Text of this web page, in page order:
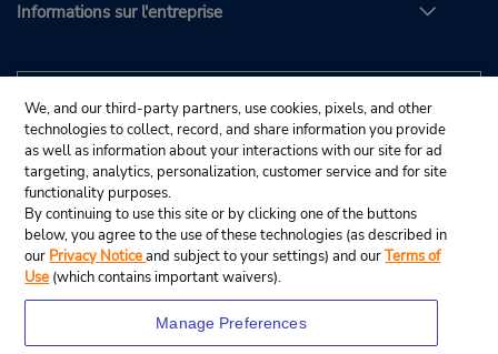
Informations sur l'entreprise
We, and our third-party partners, use cookies, pixels, and other
technologies to collect, record, and share information you provide
as well as information about your interactions with our site for ad
targeting, analytics, personalization, customer service and for site
functionality purposes.
By continuing to use this site or by clicking one of the buttons
below, you agree to the use of these technologies (as described in
our Privacy Noticeand subject to your settings) and ourTerms of
Use (which contains important waivers).
Manage Preferences